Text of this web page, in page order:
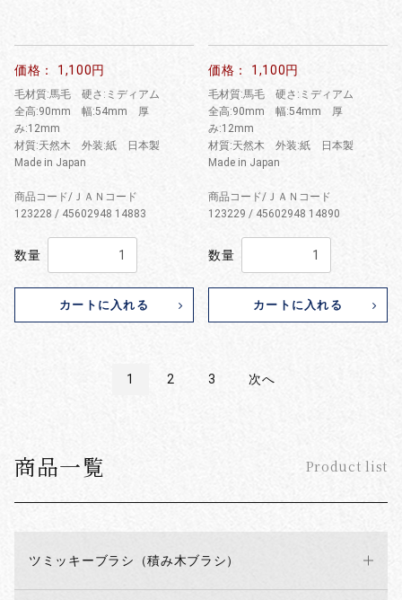
商品一覧 Product list
ツミッキーブラシ（積み木ブラシ）
価格： 1,100円
毛材質:馬毛 硬さ:ミディアム
全高:90mm 幅:54mm 厚
み:12mm
材質:天然木 外装:紙 日本製
Made in Japan
商品コード/ＪＡＮコード
123228 / 45602948 14883
数量
カートに入れる
価格： 1,100円
毛材質:馬毛 硬さ:ミディアム
全高:90mm 幅:54mm 厚
み:12mm
材質:天然木 外装:紙 日本製
Made in Japan
商品コード/ＪＡＮコード
123229 / 45602948 14890
数量
カートに入れる
1 2 3 次へ